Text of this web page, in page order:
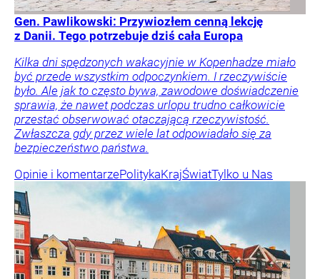
Gen. Pawlikowski: Przywiozłem cenną lekcję
z Danii. Tego potrzebuje dziś cała Europa
Kilka dni spędzonych wakacyjnie w Kopenhadze miało
być przede wszystkim odpoczynkiem. I rzeczywiście
było. Ale jak to często bywa, zawodowe doświadczenie
sprawia, że nawet podczas urlopu trudno całkowicie
przestać obserwować otaczającą rzeczywistość.
Zwłaszcza gdy przez wiele lat odpowiadało się za
bezpieczeństwo państwa.
Opinie i komentarzePolitykaKrajŚwiatTylko u Nas